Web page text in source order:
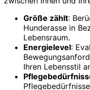
Größe zählt:
Hunderasse in
Lebensraum.
Energielevel:
Ihren Lebensstil